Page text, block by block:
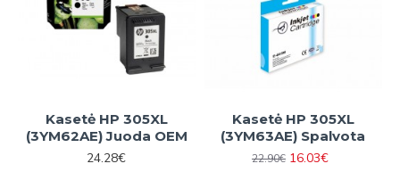
Kasetė HP 305XL
(3YM62AE) Juoda OEM
24.28€
Kasetė HP 305XL
(3YM63AE) Spalvota
22.90€ 16.03€